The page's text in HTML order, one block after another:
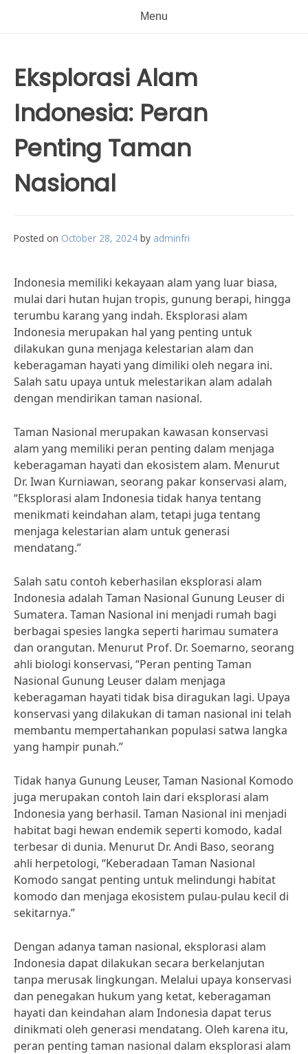
Menu
Eksplorasi Alam
Indonesia: Peran
Penting Taman
Nasional
Posted on October 28, 2024 by adminfri
Indonesia memiliki kekayaan alam yang luar biasa,
mulai dari hutan hujan tropis, gunung berapi, hingga
terumbu karang yang indah. Eksplorasi alam
Indonesia merupakan hal yang penting untuk
dilakukan guna menjaga kelestarian alam dan
keberagaman hayati yang dimiliki oleh negara ini.
Salah satu upaya untuk melestarikan alam adalah
dengan mendirikan taman nasional.
Taman Nasional merupakan kawasan konservasi
alam yang memiliki peran penting dalam menjaga
keberagaman hayati dan ekosistem alam. Menurut
Dr. Iwan Kurniawan, seorang pakar konservasi alam,
“Eksplorasi alam Indonesia tidak hanya tentang
menikmati keindahan alam, tetapi juga tentang
menjaga kelestarian alam untuk generasi
mendatang.”
Salah satu contoh keberhasilan eksplorasi alam
Indonesia adalah Taman Nasional Gunung Leuser di
Sumatera. Taman Nasional ini menjadi rumah bagi
berbagai spesies langka seperti harimau sumatera
dan orangutan. Menurut Prof. Dr. Soemarno, seorang
ahli biologi konservasi, “Peran penting Taman
Nasional Gunung Leuser dalam menjaga
keberagaman hayati tidak bisa diragukan lagi. Upaya
konservasi yang dilakukan di taman nasional ini telah
membantu mempertahankan populasi satwa langka
yang hampir punah.”
Tidak hanya Gunung Leuser, Taman Nasional Komodo
juga merupakan contoh lain dari eksplorasi alam
Indonesia yang berhasil. Taman Nasional ini menjadi
habitat bagi hewan endemik seperti komodo, kadal
terbesar di dunia. Menurut Dr. Andi Baso, seorang
ahli herpetologi, “Keberadaan Taman Nasional
Komodo sangat penting untuk melindungi habitat
komodo dan menjaga ekosistem pulau-pulau kecil di
sekitarnya.”
Dengan adanya taman nasional, eksplorasi alam
Indonesia dapat dilakukan secara berkelanjutan
tanpa merusak lingkungan. Melalui upaya konservasi
dan penegakan hukum yang ketat, keberagaman
hayati dan keindahan alam Indonesia dapat terus
dinikmati oleh generasi mendatang. Oleh karena itu,
peran penting taman nasional dalam eksplorasi alam